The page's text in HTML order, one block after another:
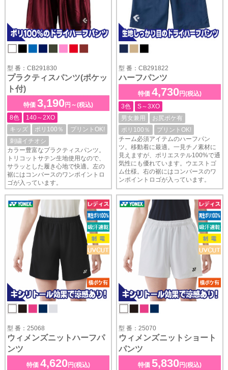
型 番：CB291830
プラクティスパンツ(ポケッ
ト付)
特価 3,190円～(税込)
8色
140～2XO
キッズ
ポリ100％
プリントOK!
刺繍イチオシ
カラー豊富なプラクティスパンツ。
トリコットサテン生地使用なので、
サラッとした履き心地で快適。左の
裾にはコンバースのワンポイントロ
ゴが入っています。
型 番：CB291822
ハーフパンツ
特価 4,730円(税込)
3色
S～3XO
男女兼用
お尻ポケ有
ポリ100％
プリントOK!
チーム必須アイテムのハーフパン
ツ。移動着に最適。一見チノ素材に
見えますが、ポリエステル100%で通
気性にも優れています。ウエストゴ
ム仕様。右の裾にはコンバースのワ
ンポイントロゴが入っています。
型 番：25068
ウィメンズニットハーフパ
ンツ
特価 4,620円(税込)
型 番：25070
ウィメンズニットショート
パンツ
特価 5,830円(税込)